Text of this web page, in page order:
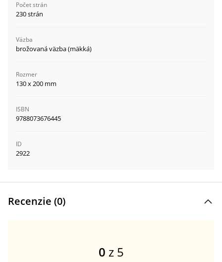
Počet strán
230 strán
Väzba
brožovaná väzba (mäkká)
Rozmer
130 x 200 mm
ISBN
9788073676445
ID
2922
Recenzie (0)
0 z 5